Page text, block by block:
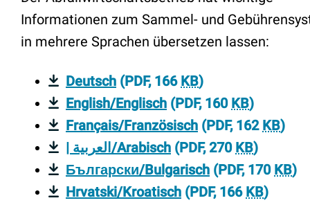
Informationen zum Sammel- und
in mehrere Sprachen übersetzen lassen:
Deutsch (PDF, 166 KB)
English/Englisch (PDF, 160 KB)
Français/Französisch (PDF, 162 KB)
| العربية/Arabisch (PDF, 270 KB)
Български/Bulgarisch (PDF, 170 KB)
Hrvatski/Kroatisch (PDF, 166 KB)